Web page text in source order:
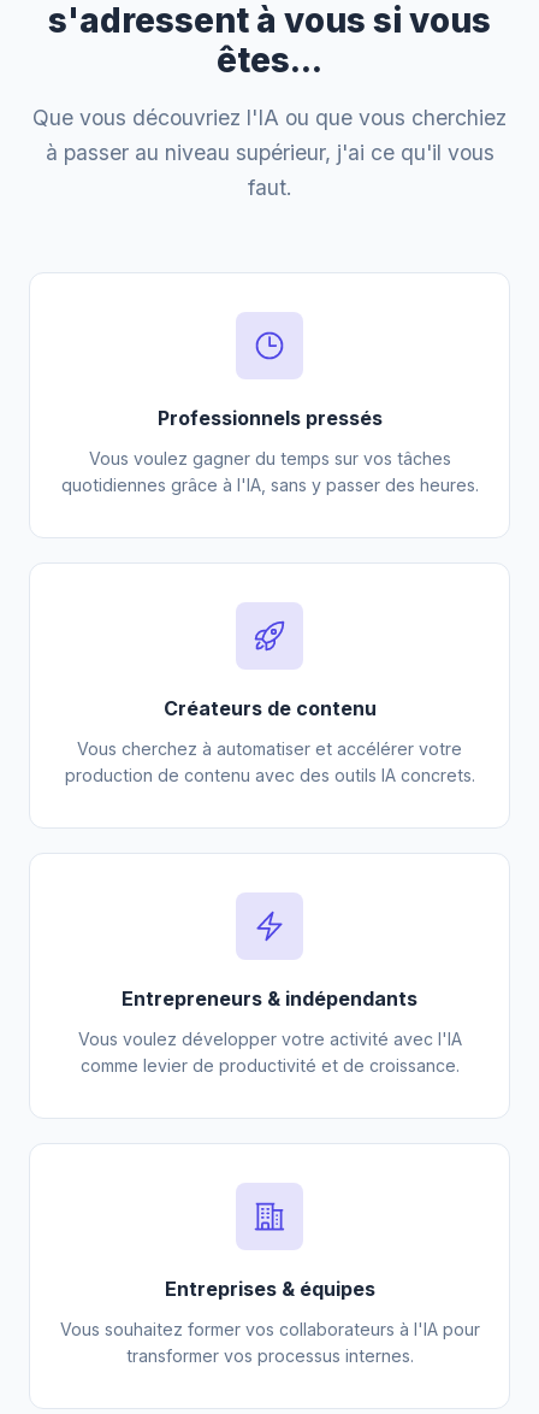
s'adressent à vous si vous
êtes...
Que vous découvriez l'IA ou que vous cherchiez
à passer au niveau supérieur, j'ai ce qu'il vous
faut.
Professionnels pressés
Vous voulez gagner du temps sur vos tâches
quotidiennes grâce à l'IA, sans y passer des heures.
Créateurs de contenu
Vous cherchez à automatiser et accélérer votre
production de contenu avec des outils IA concrets.
Entrepreneurs & indépendants
Vous voulez développer votre activité avec l'IA
comme levier de productivité et de croissance.
Entreprises & équipes
Vous souhaitez former vos collaborateurs à l'IA pour
transformer vos processus internes.